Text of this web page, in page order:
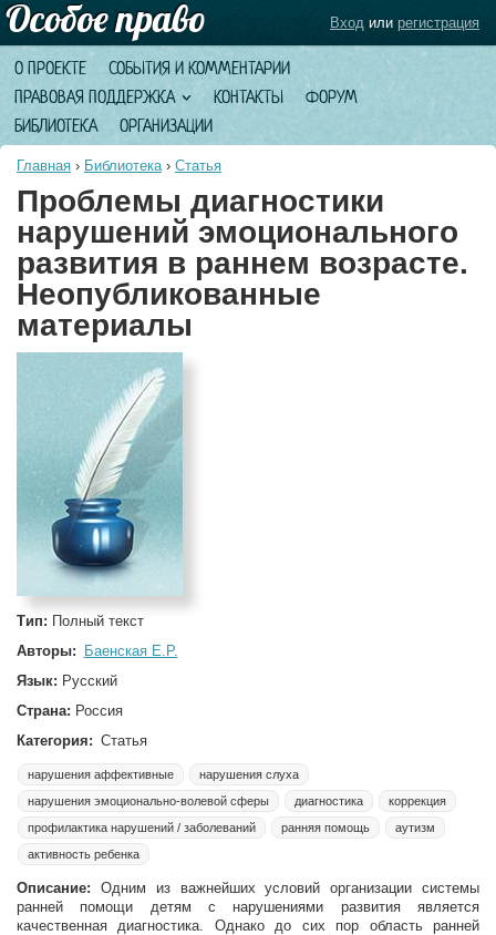
О ПРОЕКТЕ
СОБЫТИЯ И КОММЕНТАРИИ
ПРАВОВАЯ ПОДДЕРЖКА
КОНТАКТЫ
ФОРУМ
БИБЛИОТЕКА
ОРГАНИЗАЦИИ
Вход или регистрация
Главная › Библиотека› Статья
Проблемы диагностики
нарушений эмоционального
развития в раннем возрасте.
Неопубликованные
материалы
Тип: Полный текст
Авторы:
Баенская Е.Р.
Язык: Русский
Страна: Россия
Категория: Статья
нарушения аффективные
нарушения слуха
нарушения эмоционально-волевой сферы
диагностика
коррекция
профилактика нарушений / заболеваний
ранняя помощь
аутизм
активность ребенка
Описание: Одним из важнейших условий организации системы
ранней помощи детям с нарушениями развития является
качественная диагностика. Однако до сих пор область ранней